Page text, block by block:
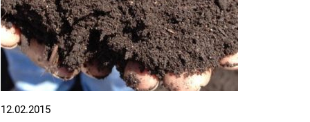
12.02.2015